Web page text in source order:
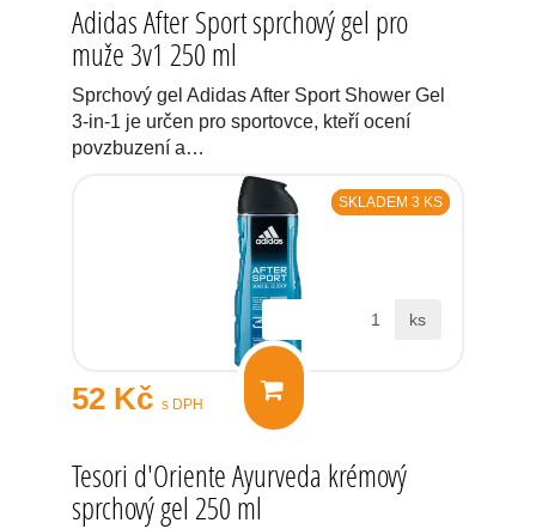
Adidas After Sport sprchový gel pro
muže 3v1 250 ml
Sprchový gel Adidas After Sport Shower Gel
3-in-1 je určen pro sportovce, kteří ocení
povzbuzení a…
SKLADEM 3 KS
52 Kč s DPH
ks
Tesori d'Oriente Ayurveda krémový
sprchový gel 250 ml